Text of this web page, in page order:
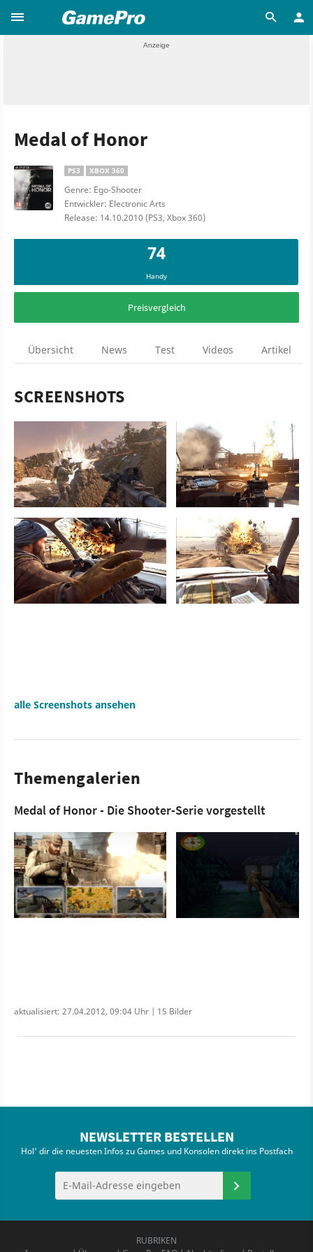
Medal of Honor
PS3 XBOX 360
Genre: Ego-Shooter
Entwickler: Electronic Arts
Release: 14.10.2010 (PS3, Xbox 360)
74
Handy
Preisvergleich
Übersicht News Test Videos Artikel
SCREENSHOTS
alle Screenshots ansehen
Themengalerien
Medal of Honor - Die Shooter-Serie vorgestellt
aktualisiert: 27.04.2012, 09:04 Uhr | 15 Bilder
NEWSLETTER BESTELLEN
Hol' dir die neuesten Infos zu Games und Konsolen direkt ins Postfach
RUBRIKEN